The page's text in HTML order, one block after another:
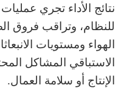
نتائج الأداء تجري
للنظام، وتراقب فروق
الهواء ومستويات
الاستباقي المشاكل
الإنتاج أو سلامة العمال.